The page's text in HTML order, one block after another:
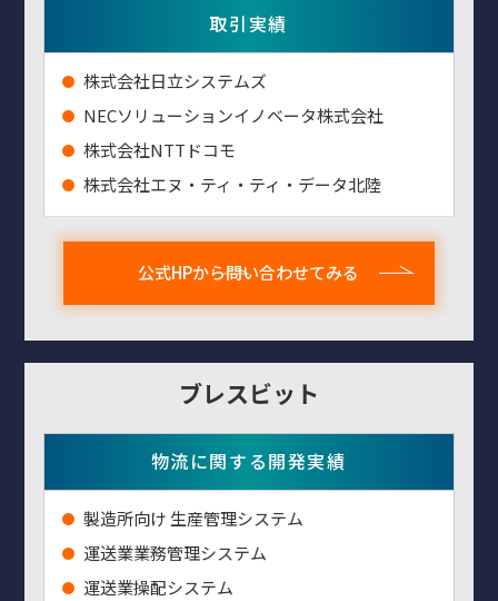
取引実績
株式会社日立システムズ
NECソリューションイノベータ株式会社
株式会社NTTドコモ
株式会社エヌ・ティ・ティ・データ北陸
公式HPから問い合わせてみる
ブレスビット
物流に関する開発実績
製造所向け 生産管理システム
運送業業務管理システム
運送業操配システム